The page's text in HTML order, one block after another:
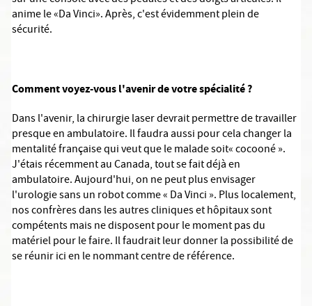
anime le «Da Vinci». Après, c'est évidemment plein de
sécurité.
Comment voyez-vous l'avenir de votre spécialité ?
Dans l'avenir, la chirurgie laser devrait permettre de travailler
presque en ambulatoire. Il faudra aussi pour cela changer la
mentalité française qui veut que le malade soit« cocooné ».
J'étais récemment au Canada, tout se fait déjà en
ambulatoire. Aujourd'hui, on ne peut plus envisager
l'urologie sans un robot comme « Da Vinci ». Plus localement,
nos confrères dans les autres cliniques et hôpitaux sont
compétents mais ne disposent pour le moment pas du
matériel pour le faire. Il faudrait leur donner la possibilité de
se réunir ici en le nommant centre de référence.